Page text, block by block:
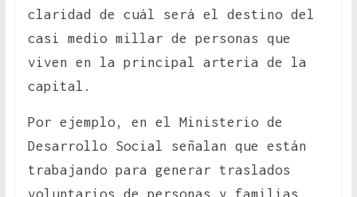
claridad de cuál será el destino del
casi medio millar de personas que
viven en la principal arteria de la
capital.
Por ejemplo, en el Ministerio de
Desarrollo Social señalan que están
trabajando para generar traslados